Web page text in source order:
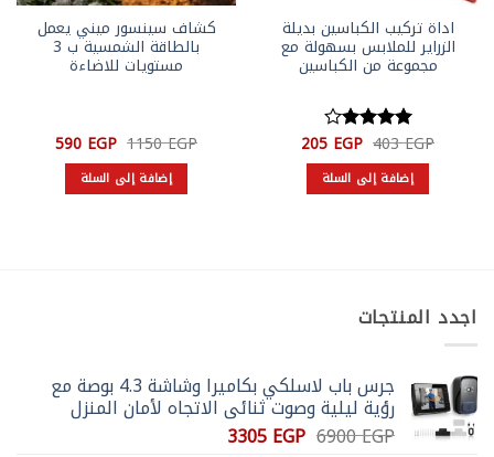
اداة تركيب الكباسين بديلة
الزراير للملابس بسهولة مع
مجموعة من الكباسين
تم
التقييم4
من 5
403EGP السعر
الأصلي
هو:
403 EGP.
205EGP السعر
الحالي
هو: إضافة إلى السلة
كشاف سينسور ميني يعمل
بالطاقة الشمسية ب 3
مستويات للاضاءة
1150EGP السعر
الأصلي
هو:
1150 EGP.
590EGP السعر
الحالي
هو: إضافة إلى السلة
اجدد المنتجات
جرس باب لاسلكي بكاميرا وشاشة 4.3 بوصة مع
رؤية ليلية وصوت ثنائي الاتجاه لأمان المنزل
6900EGP السعر3305EGP السعر